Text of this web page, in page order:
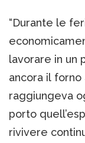
“Durante le
lavorare in un
ancora il
raggiungeva
porto
rivivere